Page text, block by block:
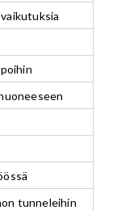
tunneleihin